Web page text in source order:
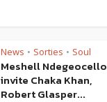
News • Sorties • Soul
Meshell Ndegeocello
invite Chaka Khan,
Robert Glasper...